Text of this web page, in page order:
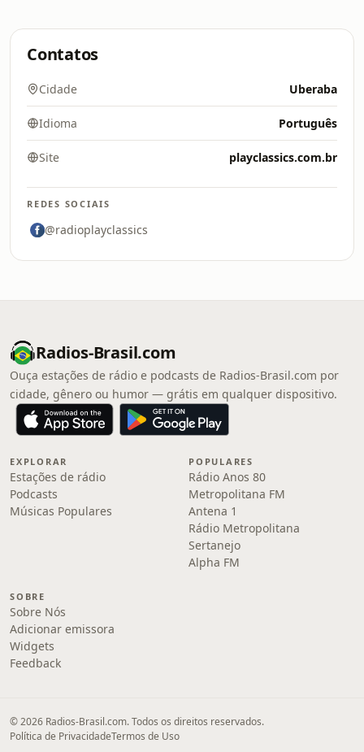
Contatos
Cidade Uberaba
Idioma Português
Site playclassics.com.br
REDES SOCIAIS
@radioplayclassics
Radios-Brasil.com
Ouça estações de rádio e podcasts de Radios-Brasil.com por
cidade, gênero ou humor — grátis em qualquer dispositivo.
EXPLORAR
Estações de rádio
Podcasts
Músicas Populares
POPULARES
Rádio Anos 80
Metropolitana FM
Antena 1
Rádio Metropolitana
Sertanejo
Alpha FM
SOBRE
Sobre Nós
Adicionar emissora
Widgets
Feedback
© 2026 Radios-Brasil.com. Todos os direitos reservados.
Política de PrivacidadeTermos de Uso